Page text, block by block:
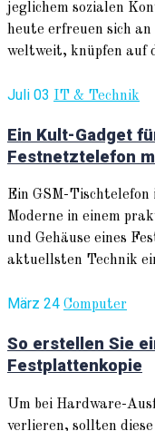
jeglichem sozialen
heute erfreuen sich
weltweit, knüpfen auf
Juli 03 IT & Technik
Ein Kult-Gadget
Festnetztelefon
Ein GSM-
Moderne in einem
und Gehäuse eines
aktuellsten Technik
März 24 Computer
So erstellen Sie
Festplattenkopie
Um bei Hardware-
verlieren, sollten